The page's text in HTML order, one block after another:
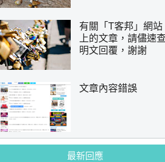
有關「T客邦」網站
上的文章，請儘速
明文回覆，謝謝
文章內容錯誤
最新回應